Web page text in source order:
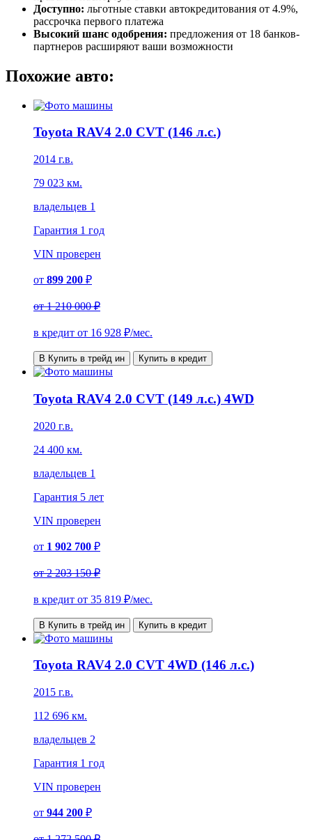
Доступно: льготные ставки автокредитования от 4.9%,
рассрочка первого платежа
Высокий шанс одобрения: предложения от 18 банков-
партнеров расширяют ваши возможности
Похожие авто:
Toyota RAV4 2.0 CVT (146 л.с.)
2014 г.в.
79 023 км.
владельцев 1
Гарантия 1 год
VIN проверен
от 899 200 ₽
от1 210 000 ₽
в кредит от 16 928 ₽/мес.
В Купить в трейд ин Купить в кредит
Toyota RAV4 2.0 CVT (149 л.с.) 4WD
2020 г.в.
24 400 км.
владельцев 1
Гарантия 5 лет
VIN проверен
от 1 902 700 ₽
от2 203 150 ₽
в кредит от 35 819 ₽/мес.
В Купить в трейд ин Купить в кредит
Toyota RAV4 2.0 CVT 4WD (146 л.с.)
2015 г.в.
112 696 км.
владельцев 2
Гарантия 1 год
VIN проверен
от 944 200 ₽